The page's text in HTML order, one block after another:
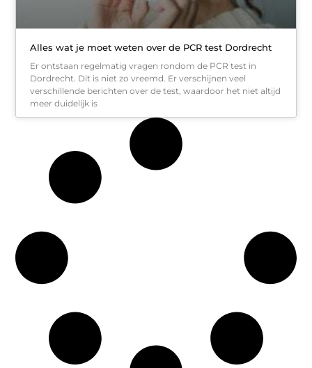
Alles wat je moet weten over de PCR test Dordrecht
Er ontstaan regelmatig vragen rondom de PCR test in
Dordrecht. Dit is niet zo vreemd. Er verschijnen veel
verschillende berichten over de test, waardoor het niet altijd
meer duidelijk is